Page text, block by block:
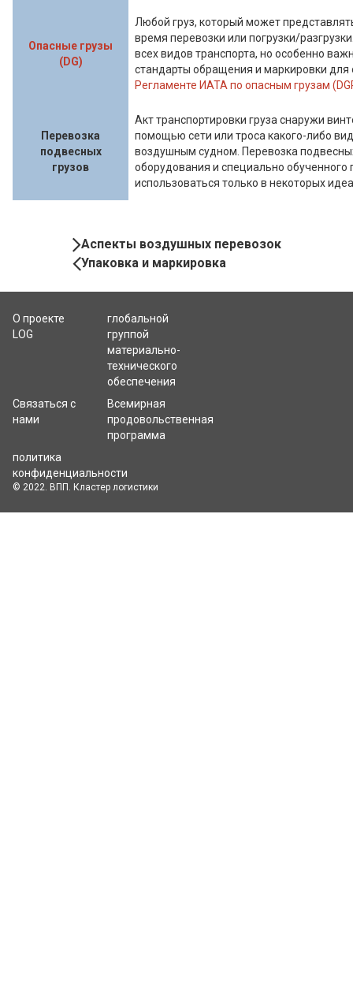
Опасные грузы
(DG)
Любой груз, который может
время перевозки или погрузки/
всех видов транспорта, но особенно
стандарты обращения и маркировки для
Регламенте ИАТА по опасным грузам
Перевозка
подвесных
грузов
Акт транспортировки груза снаружи
помощью сети или троса какого-либо
воздушным судном. Перевозка
оборудования и специально
использоваться только в некоторых
Book
Navigation
Упаковка и маркировка
Аспекты воздушных перевозок
О проекте
LOG
глобальной
группой
материально-
технического
обеспечения
Связаться с
нами
Всемирная
продовольственная
программа
политика
конфиденциальности
© 2022. ВПП. Кластер логистики